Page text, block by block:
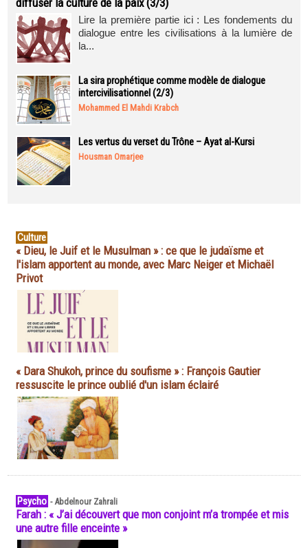
diffuser la culture de la paix (3/3)
Lire la première partie ici : Les fondements du
dialogue entre les civilisations à la lumière de
la...
La sira prophétique comme modèle de dialogue
intercivilisationnel (2/3)
Mohammed El Mahdi Krabch
Les vertus du verset du Trône – Ayat al-Kursi
Housman Omarjee
Culture
« Dieu, le Juif et le Musulman » : ce que le judaïsme et
l'islam apportent au monde, avec Marc Neiger et Michaël
Privot
« Dara Shukoh, prince du soufisme » : François Gautier
ressuscite le prince oublié d'un islam éclairé
Psycho -Abdelnour Zahrali
Farah : « J’ai découvert que mon conjoint m’a trompée et mis
une autre fille enceinte »